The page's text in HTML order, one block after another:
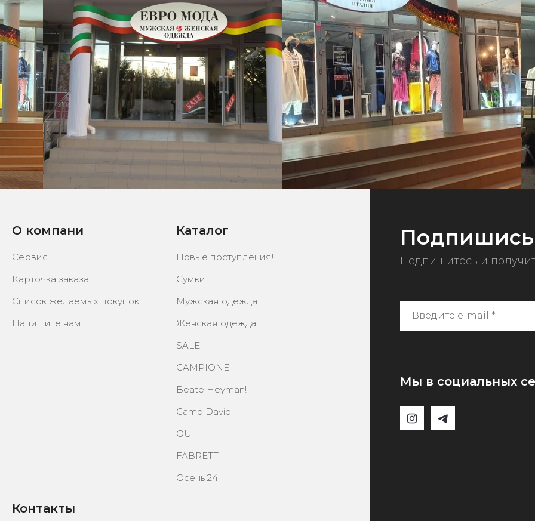
О компани
Cервис
Карточка заказа
Список желаемых покупок
Напишите нам
Каталог
Новые поступления!
Сумки
Мужская одежда
Женская одежда
SALE
CAMPIONE
Beate Heyman!
Camp David
OUI
FABRETTI
Осень 24
Контакты
Подпишитесь и
Мы в социальных